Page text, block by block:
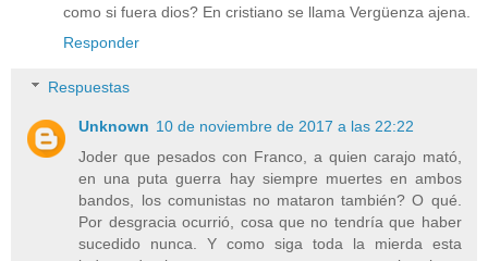
como si fuera dios? En cristiano se llama Vergüenza ajena.
Responder
Respuestas
Unknown 10 de noviembre de 2017 a las 22:22
Joder que pesados con Franco, a quien carajo mató,
en una puta guerra hay siempre muertes en ambos
bandos, los comunistas no mataron también? O qué.
Por desgracia ocurrió, cosa que no tendría que haber
sucedido nunca. Y como siga toda la mierda esta